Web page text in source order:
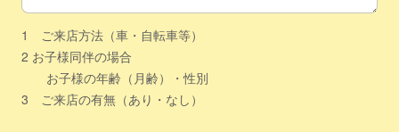
1 ご来店方法（車・自転車等）
2 お子様同伴の場合
お子様の年齢（月齢）・性別
3 ご来店の有無（あり・なし）